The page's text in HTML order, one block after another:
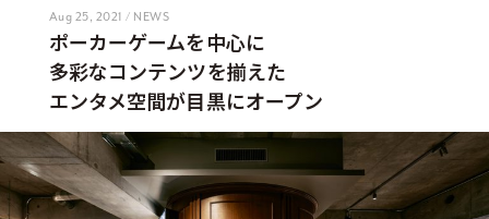
Aug 25, 2021 / NEWS
ポーカーゲームを中心に
多彩なコンテンツを揃えた
エンタメ空間が目黒にオープン